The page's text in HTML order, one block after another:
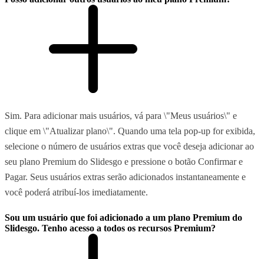
Sim. Para adicionar mais usuários, vá para \"Meus usuários\" e
clique em \"Atualizar plano\". Quando uma tela pop-up for exibida,
selecione o número de usuários extras que você deseja adicionar ao
seu plano Premium do Slidesgo e pressione o botão Confirmar e
Pagar. Seus usuários extras serão adicionados instantaneamente e
você poderá atribuí-los imediatamente.
Sou um usuário que foi adicionado a um plano Premium do
Slidesgo. Tenho acesso a todos os recursos Premium?